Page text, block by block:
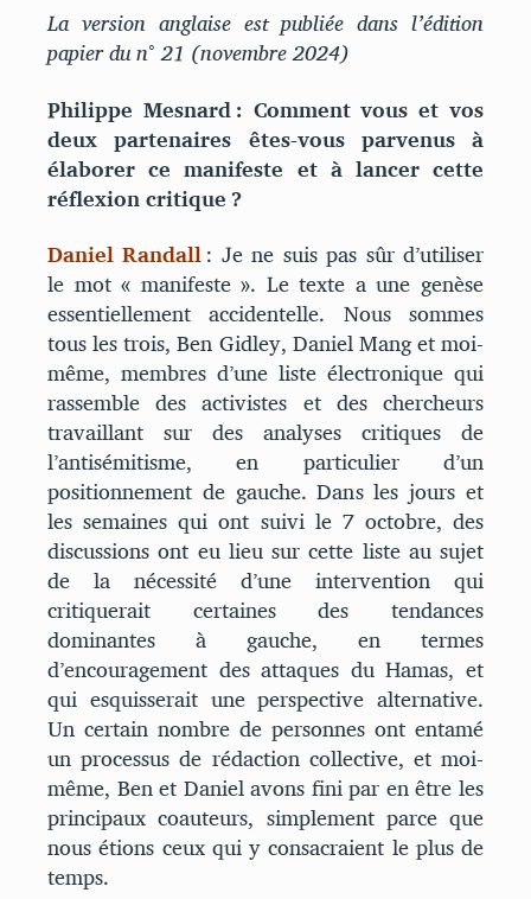
La version anglaise est publiée dans l’édition
papier du n° 21 (novembre 2024)
Philippe Mesnard : Comment vous et vos
deux partenaires êtes-vous parvenus à
élaborer ce manifeste et à lancer cette
réflexion critique ?
Daniel Randall: Je ne suis pas sûr d’utiliser
le mot « manifeste ». Le texte a une genèse
essentiellement accidentelle. Nous sommes
tous les trois, Ben Gidley, Daniel Mang et moi-
même, membres d’une liste électronique qui
rassemble des activistes et des chercheurs
travaillant sur des analyses critiques de
l’antisémitisme, en particulier d’un
positionnement de gauche. Dans les jours et
les semaines qui ont suivi le 7 octobre, des
discussions ont eu lieu sur cette liste au sujet
de la nécessité d’une intervention qui
critiquerait certaines des tendances
dominantes à gauche, en termes
d’encouragement des attaques du Hamas, et
qui esquisserait une perspective alternative.
Un certain nombre de personnes ont entamé
un processus de rédaction collective, et moi-
même, Ben et Daniel avons fini par en être les
principaux coauteurs, simplement parce que
nous étions ceux qui y consacraient le plus de
temps.